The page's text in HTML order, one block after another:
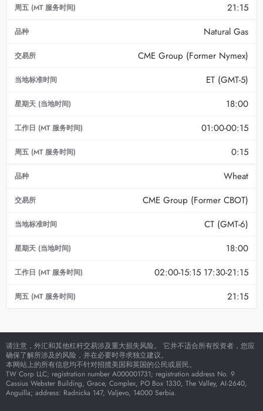
21:15
Natural Gas
CME Group (Former Nymex)
ET (GMT-5)
18:00
01:00-00:15
0:15
Wheat
CME Group (Former CBOT)
CT (GMT-6)
18:00
02:00-15:15 17:30-21:15
21:15
请注意，外汇和其他杠杆交易涉及重大损失风险。 它并不适合所有投资者，您应
确保了解所涉及的风险，并在必要时寻求独立建议。
本网站上的所有信息均不针对招揽美国和英国的公民或居民。
TW Corp LLC; registration number A000001731; registration address No. 9
Cassius Webster Building, Grace, Complex, PO Box 1330, The Valley, AI-2640,
Anguilla; address: Radnicka 147, Valjevo, 14000 Serbia.